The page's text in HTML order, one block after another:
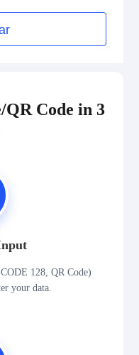
QR Code in 3
128, QR Code)
your data.